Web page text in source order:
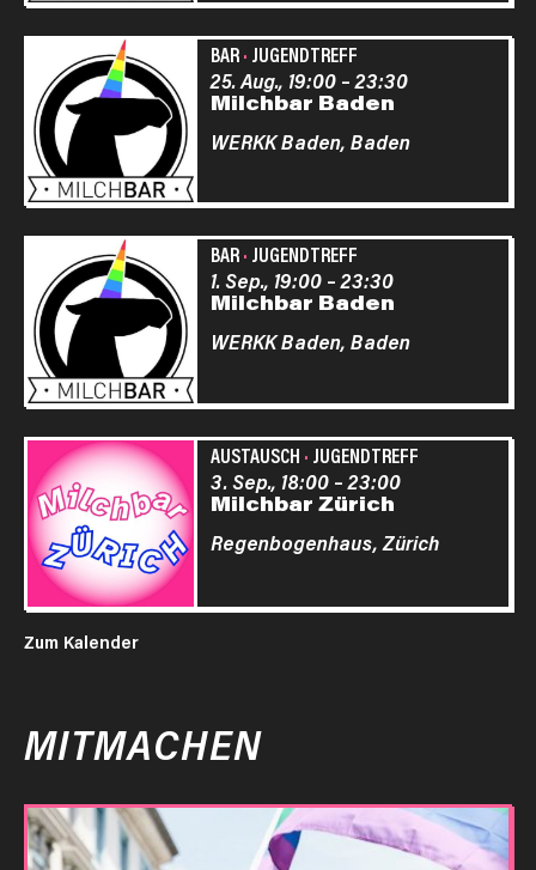
BAR· JUGENDTREFF
Milchbar Baden
25. Aug., 19:00–23:30
WERKK Baden, Baden
BAR· JUGENDTREFF
Milchbar Baden
1. Sep., 19:00–23:30
WERKK Baden, Baden
AUSTAUSCH · JUGENDTREFF
Milchbar Zürich
3. Sep., 18:00–23:00
Regenbogenhaus, Zürich
Zum Kalender
MITMACHEN